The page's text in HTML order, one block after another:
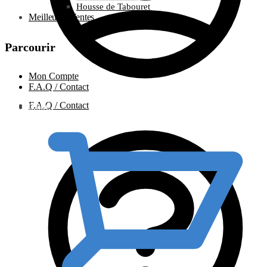
F.A.Q / Contact
Housse de Tabouret
Meilleures Ventes
Parcourir
Mon Compte
F.A.Q / Contact
0.00€